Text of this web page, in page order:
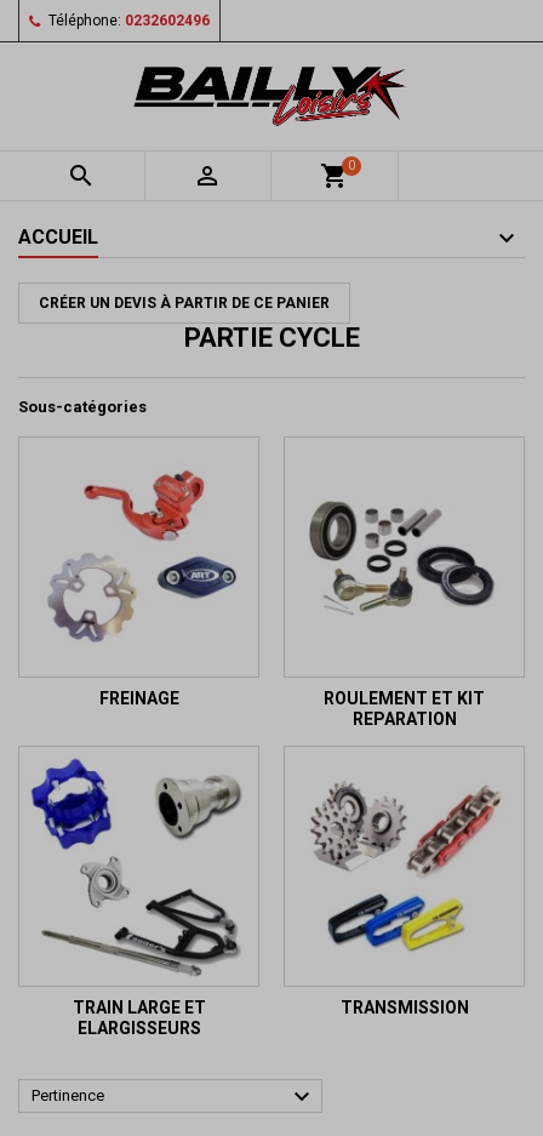
Téléphone: 0232602496
  shopping_cart0
ACCUEIL
CRÉER UN DEVIS À PARTIR DE CE PANIER
PARTIE CYCLE
Sous-catégories
FREINAGE
ROULEMENT ET KIT
REPARATION
TRAIN LARGE ET
ELARGISSEURS
TRANSMISSION
Pertinence 